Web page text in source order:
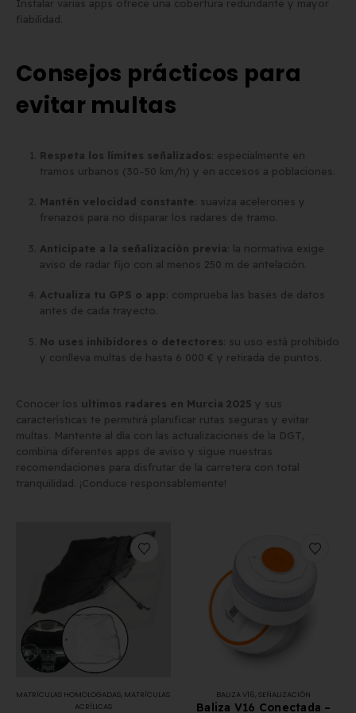
Instalar varias apps ofrece una cobertura redundante y mayor
fiabilidad.
Consejos prácticos para
evitar multas
Respeta los límites señalizados : especialmente en
tramos urbanos (30–50 km/h) y en accesos a poblaciones.
Mantén velocidad constante : suaviza acelerones y
frenazos para no disparar los radares de tramo.
Anticípate a la señalización previa : la normativa exige
aviso de radar fijo con al menos 250 m de antelación.
Actualiza tu GPS o app : comprueba las bases de datos
antes de cada trayecto.
No uses inhibidores o detectores : su uso está prohibido
y conlleva multas de hasta 6 000 € y retirada de puntos.
Conocer los ultimos radares en Murcia 2025 y sus
características te permitirá planificar rutas seguras y evitar
multas. Mantente al día con las actualizaciones de la DGT,
combina diferentes apps de aviso y sigue nuestras
recomendaciones para disfrutar de la carretera con total
tranquilidad. ¡Conduce responsablemente!
MATRÍCULAS HOMOLOGADAS, MATRÍCULAS
ACRÍLICAS
BALIZA V16,SEÑALIZACIÓN
Baliza V16 Conectada –